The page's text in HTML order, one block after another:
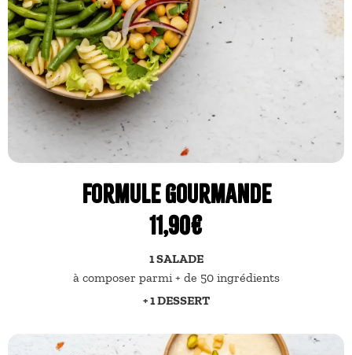
Formule gourmande
11,90€
1 SALADE
à composer parmi + de 50 ingrédients
+ 1 DESSERT